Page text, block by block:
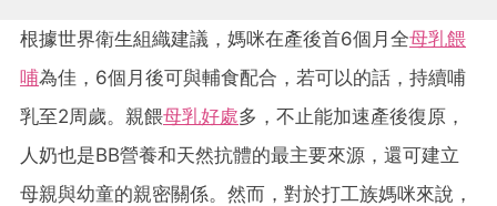
根據世界衛生組織建議，媽咪在產後首6個月全母乳餵
哺為佳，6個月後可與輔食配合，若可以的話，持續哺
乳至2周歲。親餵母乳好處多，不止能加速產後復原，
人奶也是BB營養和天然抗體的最主要來源，還可建立
母親與幼童的親密關係。然而，對於打工族媽咪來說，